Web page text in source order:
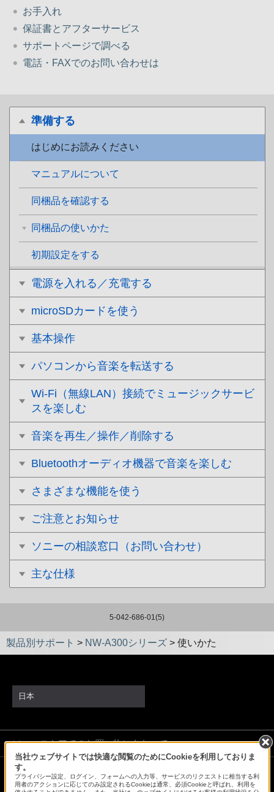
準備する
はじめにお読みください
マニュアルについて
同梱品を確認する
同梱品の使いかた
初期設定をする
電源を入れる／充電する
microSDカードを使う
基本操作
パソコンから音楽を転送する
Wi-Fi（無線LAN）接続でミュージックサービ
スを楽しむ
音楽を再生／操作／削除する
Bluetoothオーディオ機器で音楽を楽しむ
さまざまな機能を使う
ご注意とお知らせ
ソニーの相談窓口（お問い合わせ）
主な仕様
5-042-686-01(5)
お手入れ
保証書とアフターサービス
サポートページで調べる
電話・FAXでのお問い合わせは
製品別サポート > NW-A300シリーズ > 使いかた
当社ウェブサイトでは快適な閲覧のためにCookieを利用しておりま
す。
プライバシー設定、ログイン、フォームへの入力等、サービスのリクエストに相当する利
用者のアクションに応じてのみ設定されるCookieは通常、必須Cookieと呼ばれ、利用を
日本
ソニーストアでのお買い物にあたって
会社情報 採用情報 特約店のご案内 ニュースリリース